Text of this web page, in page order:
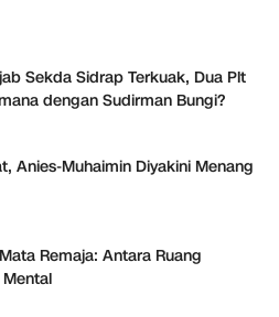
Sekda Sidrap Terkuak, Dua Plt
dengan Sudirman Bungi?
Anies-Muhaimin Diyakini Menang
Remaja: Antara Ruang